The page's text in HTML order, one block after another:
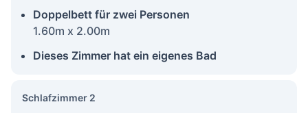
Doppelbett für zwei Personen
1.60m x 2.00m
Dieses Zimmer hat ein eigenes Bad
Schlafzimmer 2